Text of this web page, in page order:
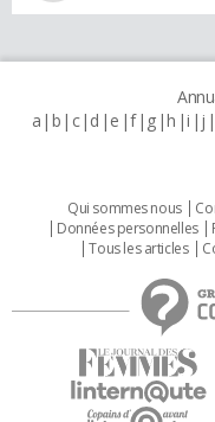
a b c d e f g h i j
Qui sommes nous
Données personnelles
Tous les articles